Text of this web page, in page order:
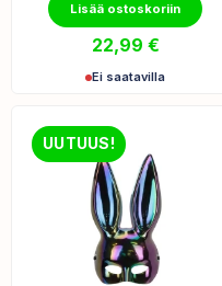
Lisää ostoskoriin
22,99 €
Ei saatavilla
UUTUUS!